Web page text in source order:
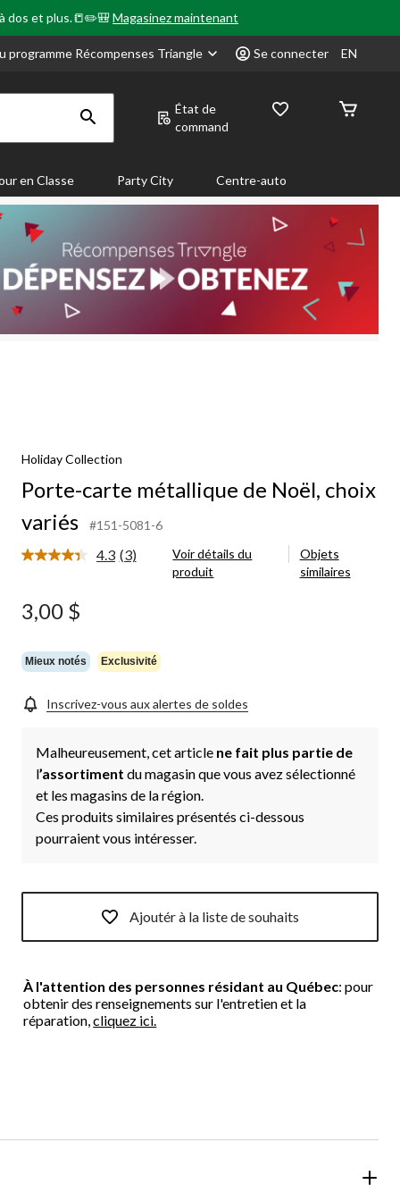
dos et plus.📒✏️🎒Magasinez maintenant
programme Récompenses Triangle Se connecter EN
État de
command
en Classe Party City Centre-auto
Holiday Collection
Porte-carte métallique de Noël, choix
variés
#151-5081-6
4.3 Lire
même
page.
(3)
Voir détails du
produit
Objets
similaires
3,00 $
Mieux notés Exclusivité
Inscrivez-vous aux alertes de soldes
Malheureusement, cet article ne fait plus partie de
l’assortiment du magasin que vous avez sélectionné
et les magasins de la région.
Ces produits similaires présentés ci-dessous
pourraient vous intéresser.
Ajoutér à la liste de souhaits
À l'attention des personnes résidant au Québec: pour
obtenir des renseignements sur l'entretien et la
réparation,cliquez ici.